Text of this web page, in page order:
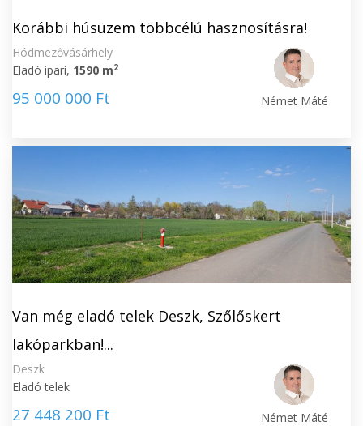
Korábbi húsüzem többcélú hasznosításra!
Hódmezővásárhely
Eladó ipari, 1590 m2
95 000 000 Ft Német Máté
Van még eladó telek Deszk, Szőlőskert
lakóparkban!...
Deszk
Eladó telek
27 448 200 Ft Német Máté